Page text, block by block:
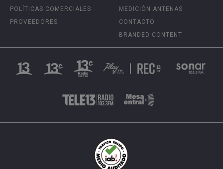
POLÍTICAS COMERCIALES
PROVEEDORES
MEDICIÓN ANTENAS
CONTACTO
BRANDED CONTENT